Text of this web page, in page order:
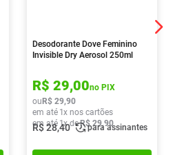
Desodorante Dove Feminino
Invisible Dry Aerosol 250ml
R$ 29,00no PIX
ou R$ 29,90
em até 1x nos cartões
em até 1x deR$ 29,90
R$28,40 para assinantes